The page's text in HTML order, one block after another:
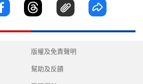
版權及免責聲明
幫助及反饋